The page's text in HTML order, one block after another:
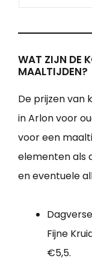
WAT ZIJN DE
MAALTIJDEN?
De prijzen van
in Arlon voor
voor een
elementen als
en eventuele
Fijne
€5,5.